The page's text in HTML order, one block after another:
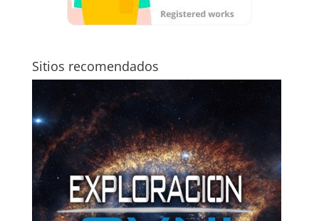
Sitios recomendados